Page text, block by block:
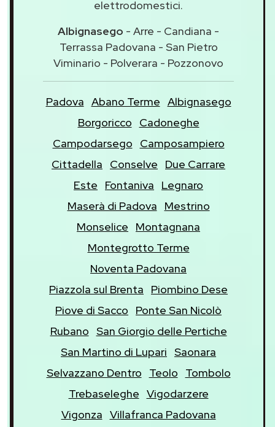
elettrodomestici.
Albignasego - Arre - Candiana -
Terrassa Padovana - San Pietro
Viminario - Polverara - Pozzonovo
Padova Abano Terme Albignasego
Borgoricco
Cadoneghe
Campodarsego
Camposampiero
Cittadella
Conselve
Due Carrare
Este
Fontaniva
Legnaro
Maserà di Padova
Mestrino
Monselice
Montagnana
Montegrotto Terme
Noventa Padovana
Piazzola sul Brenta
Piombino Dese
Piove di Sacco
Ponte San Nicolò
Rubano San Giorgio delle Pertiche
San Martino di Lupari Saonara
Selvazzano Dentro
Teolo
Tombolo
Trebaseleghe Vigodarzere
Vigonza Villafranca Padovana